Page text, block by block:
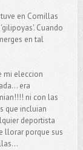
en Comillas
Cuando
en tal
mi eleccion
era
ni con las
que incluian
deportista
llorar porque sus